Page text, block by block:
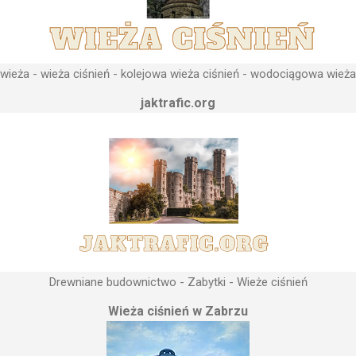
- wieża ciśnień - kolejowa wieża ciśnień - wodociągowa
jaktrafic.org
Drewniane budownictwo - Zabytki - Wieże ciśnień
Wieża ciśnień w Zabrzu